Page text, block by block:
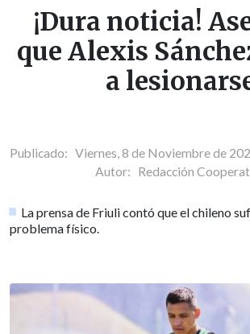
¡Dura noticia!
que Alexis
a
Publicado: Viernes, 8 de Noviembre de
Autor: Redacción
La prensa de Friuli contó que el chileno
problema físico.